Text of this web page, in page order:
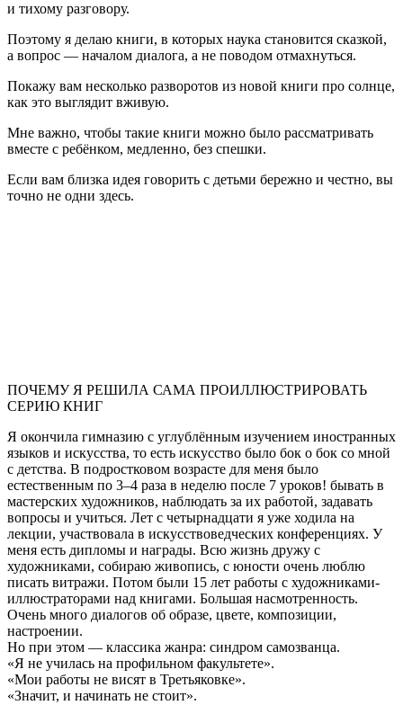
и тихому разговору.
Поэтому я делаю книги, в которых наука становится сказкой,
а вопрос — началом диалога, а не поводом отмахнуться.
Покажу вам несколько разворотов из новой книги про солнце,
как это выглядит вживую.
Мне важно, чтобы такие книги можно было рассматривать
вместе с ребёнком, медленно, без спешки.
Если вам близка идея говорить с детьми бережно и честно, вы
точно не одни здесь.
ПОЧЕМУ Я РЕШИЛА САМА ПРОИЛЛЮСТРИРОВАТЬ
СЕРИЮ КНИГ
Я окончила гимназию с углублённым изучением иностранных
языков и искусства, то есть искусство было бок о бок со мной
с детства. В подростковом возрасте для меня было
естественным по 3–4 раза в неделю после 7 уроков! бывать в
мастерских художников, наблюдать за их работой, задавать
вопросы и учиться. Лет с четырнадцати я уже ходила на
лекции, участвовала в искусствоведческих конференциях. У
меня есть дипломы и награды. Всю жизнь дружу с
художниками, собираю живопись, с юности очень люблю
писать витражи. Потом были 15 лет работы с художниками-
иллюстраторами над книгами. Большая насмотренность.
Очень много диалогов об образе, цвете, композиции,
настроении.
Но при этом — классика жанра: синдром самозванца.
«Я не училась на профильном факультете».
«Мои работы не висят в Третьяковке».
«Значит, и начинать не стоит».